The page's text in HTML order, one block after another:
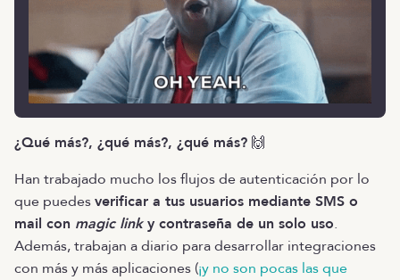
¿Qué más?, ¿qué más?, ¿qué más? 🙌
Han trabajado mucho los flujos de autenticación por lo
que puedesverificar a tus usuarios mediante SMS o
mail con magic linky contraseña de un solo uso.
Además, trabajan a diario para desarrollar integraciones
con más y más aplicaciones (¡y no son pocas las que